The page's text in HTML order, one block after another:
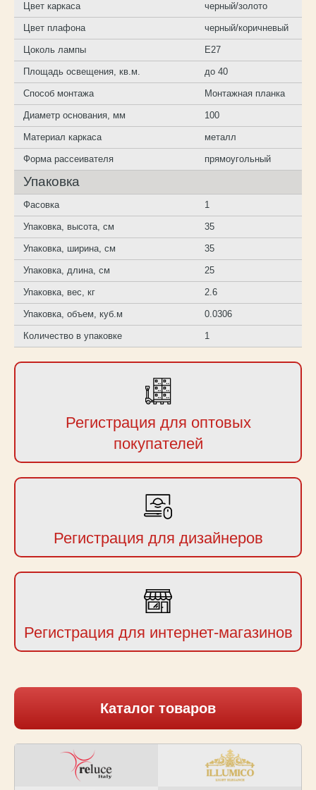
Цвет каркаса черный/золото
Цвет плафона черный/коричневый
Цоколь лампы E27
Площадь освещения, кв.м. до 40
Способ монтажа Монтажная планка
Диаметр основания, мм 100
Материал каркаса металл
Форма рассеивателя прямоугольный
Упаковка
Фасовка 1
Упаковка, высота, см 35
Упаковка, ширина, см 35
Упаковка, длина, см 25
Упаковка, вес, кг 2.6
Упаковка, объем, куб.м 0.0306
Количество в упаковке 1
Регистрация для оптовых
покупателей
Регистрация для дизайнеров
Регистрация для интернет-магазинов
Каталог товаров